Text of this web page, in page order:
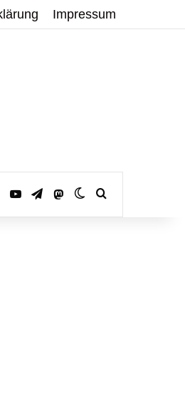
Impressum
YouTubeTelegramMastodonSkin umschalten